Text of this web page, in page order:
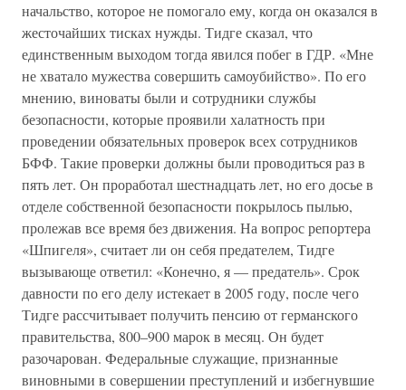
начальство, которое не помогало ему, когда он оказался в
жесточайших тисках нужды. Тидге сказал, что
единственным выходом тогда явился побег в ГДР. «Мне
не хватало мужества совершить самоубийство». По его
мнению, виноваты были и сотрудники службы
безопасности, которые проявили халатность при
проведении обязательных проверок всех сотрудников
БФФ. Такие проверки должны были проводиться раз в
пять лет. Он проработал шестнадцать лет, но его досье в
отделе собственной безопасности покрылось пылью,
пролежав все время без движения. На вопрос репортера
«Шпигеля», считает ли он себя предателем, Тидге
вызывающе ответил: «Конечно, я — предатель». Срок
давности по его делу истекает в 2005 году, после чего
Тидге рассчитывает получить пенсию от германского
правительства, 800–900 марок в месяц. Он будет
разочарован. Федеральные служащие, признанные
виновными в совершении преступлений и избегнувшие